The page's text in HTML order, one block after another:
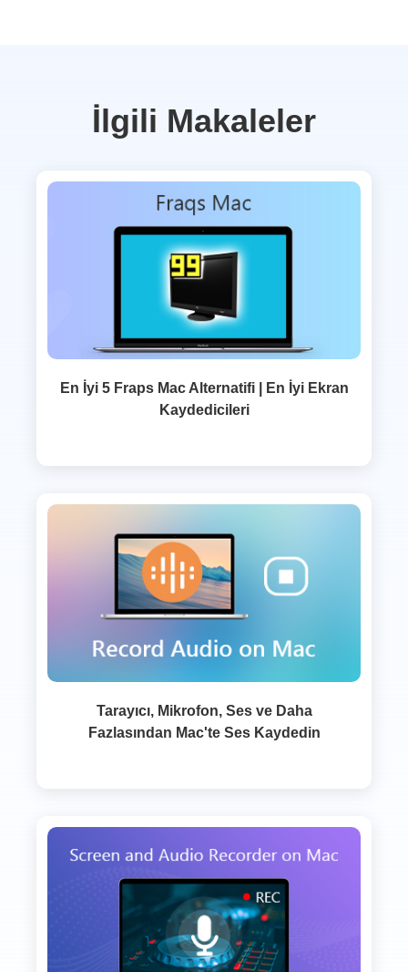
İlgili Makaleler
En İyi 5 Fraps Mac Alternatifi | En İyi Ekran
Kaydedicileri
Tarayıcı, Mikrofon, Ses ve Daha
Fazlasından Mac'te Ses Kaydedin